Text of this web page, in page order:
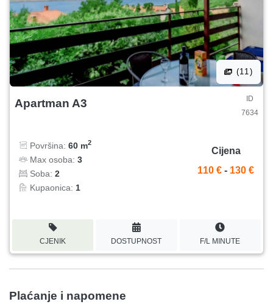
(11)
Apartman A3
ID
7634
Površina: 60 m2
Max osoba: 3
Soba: 2
Kupaonica: 1
Cijena
110 € - 130 €
CJENIK DOSTUPNOST F/L MINUTE
Plaćanje i napomene